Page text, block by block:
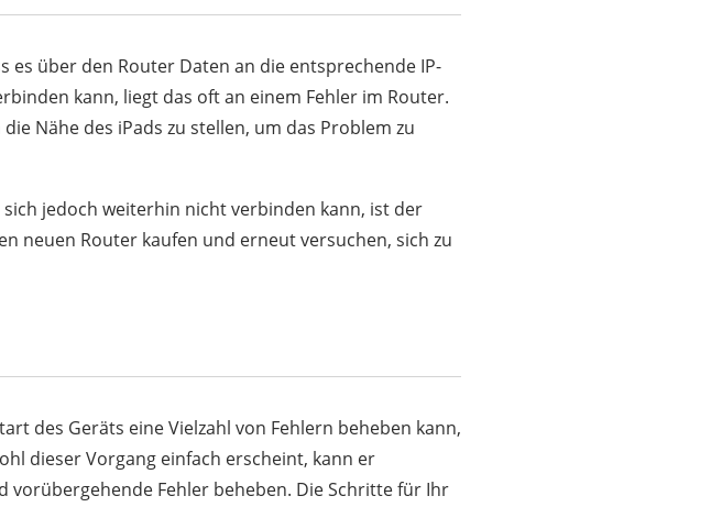
es über den Router Daten an die entsprechende IP-
kann, liegt das oft an einem Fehler im Router.
Nähe des iPads zu stellen, um das Problem zu
jedoch weiterhin nicht verbinden kann, ist der
neuen Router kaufen und erneut versuchen, sich zu
des Geräts eine Vielzahl von Fehlern beheben kann,
dieser Vorgang einfach erscheint, kann er
Fehler beheben. Die Schritte für Ihr